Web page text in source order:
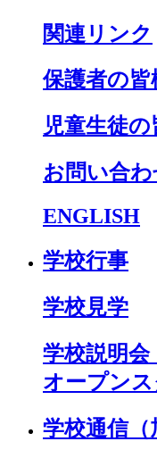
関連リンク
保護者の皆
児童生徒
お問い合わ
ENGLISH
学校行事
学校見学
学校説明会
オープン
学校通信